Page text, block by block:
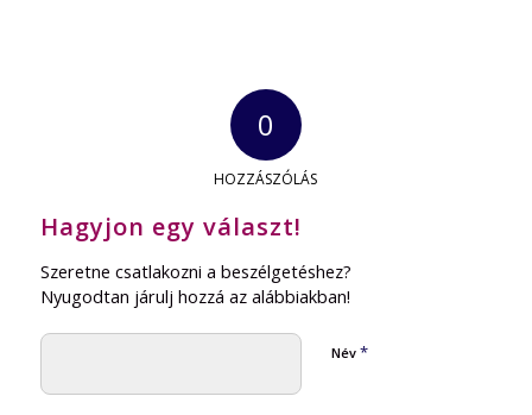
0
HOZZÁSZÓLÁS
Hagyjon egy választ!
Szeretne csatlakozni a beszélgetéshez?
Nyugodtan járulj hozzá az alábbiakban!
Név *